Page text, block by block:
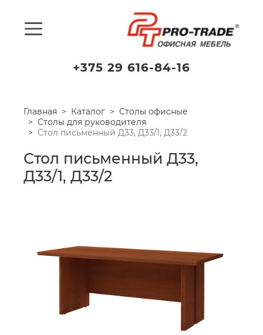
+375 29 616-84-16
Главная Каталог
Столы офисные
Столы для руководителя
Стол письменный Д33, Д33/1, Д33/2
Стол письменный Д33,
Д33/1, Д33/2